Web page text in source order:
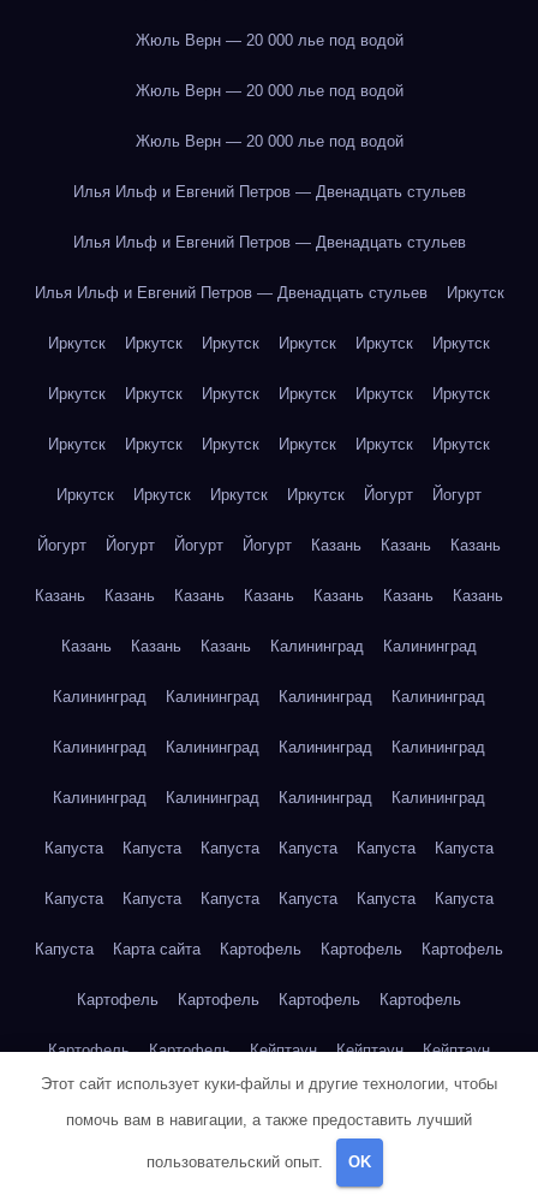
Жюль Верн — 20 000 лье под водой
Жюль Верн — 20 000 лье под водой
Жюль Верн — 20 000 лье под водой
Илья Ильф и Евгений Петров — Двенадцать стульев
Илья Ильф и Евгений Петров — Двенадцать стульев
Илья Ильф и Евгений Петров — Двенадцать стульев Иркутск
Иркутск Иркутск Иркутск Иркутск Иркутск Иркутск
Иркутск Иркутск Иркутск Иркутск Иркутск Иркутск
Иркутск Иркутск Иркутск Иркутск Иркутск Иркутск
Иркутск Иркутск Иркутск Иркутск Йогурт Йогурт
Йогурт Йогурт Йогурт Йогурт Казань Казань Казань
Казань Казань Казань Казань Казань Казань Казань
Казань Казань Казань Калининград Калининград
Калининград Калининград Калининград Калининград
Калининград Калининград Калининград Калининград
Калининград Калининград Калининград Калининград
Капуста Капуста Капуста Капуста Капуста Капуста
Капуста Капуста Капуста Капуста Капуста Капуста
Капуста Карта сайта Картофель Картофель Картофель
Картофель Картофель Картофель Картофель
Картофель Картофель Кейптаун Кейптаун Кейптаун
Кейптаун Кейптаун
Этот сайт использует куки-файлы и другие технологии, чтобы
помочь вам в навигации, а также предоставить лучший
пользовательский опыт. OK